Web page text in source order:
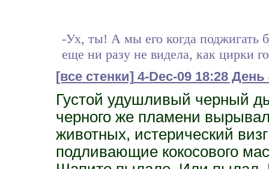
-Ух, ты! А мы его когда поджигать
еще ни разу не видела, как цирки
[все стенки] 4-Dec-09 18:28
Густой удушливый черный
черного же пламени
животных, истерический
подливающие кокосового